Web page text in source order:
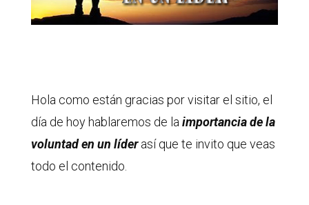
Hola como están gracias por visitar el sitio, el
día de hoy hablaremos de la importancia de la
voluntad en un líderasí que te invito que veas
todo el contenido.